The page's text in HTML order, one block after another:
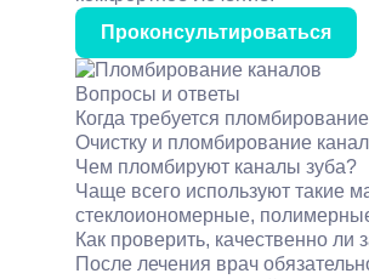
Проконсультироваться
Вопросы и ответы
Когда требуется
Очистку и пломбирование
Чем пломбируют каналы зуба?
Чаще всего используют такие
стеклоиономерные,
Как проверить, качественно
После лечения врач